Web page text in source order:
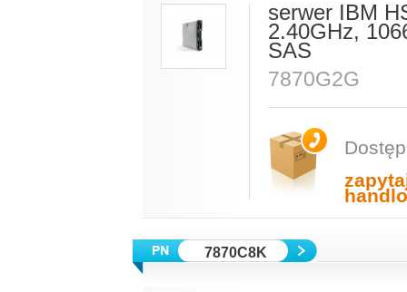
serwer IBM
2.40GHz,
SAS
7870G2G
7870C8K